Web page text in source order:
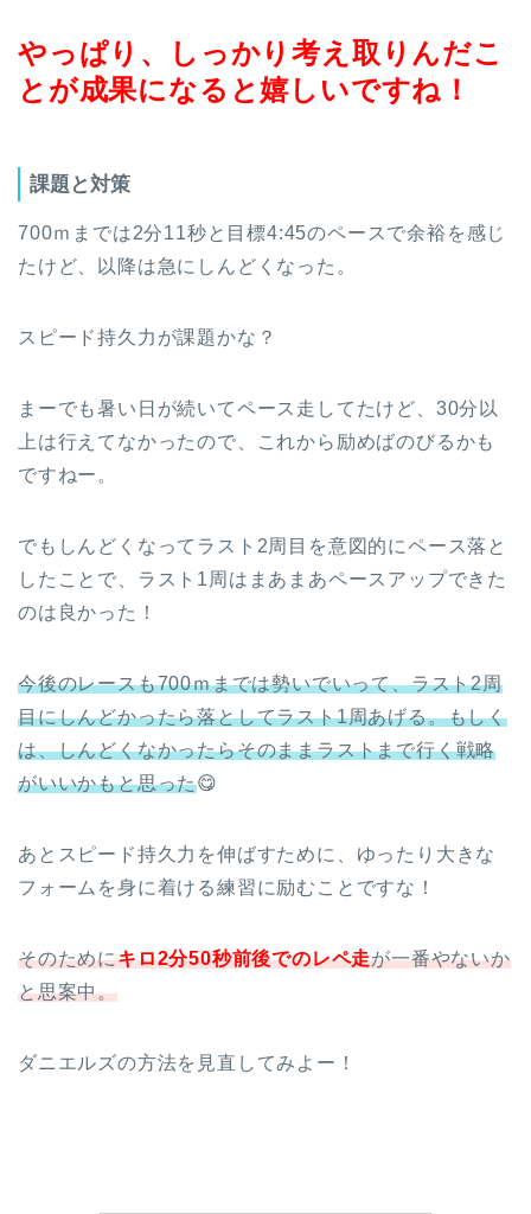
やっぱり、しっかり考え取りんだこ
とが成果になると嬉しいですね！
課題と対策
700ｍまでは2分11秒と目標4:45のペースで余裕を感じ
たけど、以降は急にしんどくなった。
スピード持久力が課題かな？
まーでも暑い日が続いてペース走してたけど、30分以
上は行えてなかったので、これから励めばのびるかも
ですねー。
でもしんどくなってラスト2周目を意図的にペース落と
したことで、ラスト1周はまあまあペースアップできた
のは良かった！
今後のレースも700ｍまでは勢いでいって、ラスト2周
目にしんどかったら落としてラスト1周あげる。もしく
は、しんどくなかったらそのままラストまで行く戦略
がいいかもと思った😋
あとスピード持久力を伸ばすために、ゆったり大きな
フォームを身に着ける練習に励むことですな！
そのためにキロ2分50秒前後でのレペ走が一番やないか
と思案中。
ダニエルズの方法を見直してみよー！